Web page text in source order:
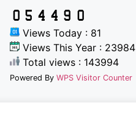
Views Today : 81
Views This Year : 23984
Total views : 143994
Powered By WPS Visitor Counter